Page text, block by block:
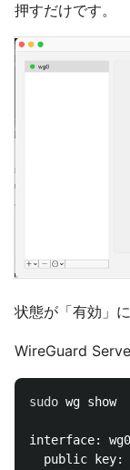
押すだけです。
状態が「有効」
WireGuard
sudo wg show
interface: wg0
public key: